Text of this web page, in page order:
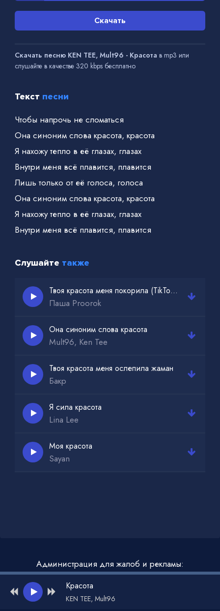
Скачать
Скачать песню KEN TEE, Mult96 - Красота в mp3 или
слушайте в качестве 320 kbps бесплатно
Текст песни
Чтобы напрочь не сломаться
Она синоним слова красота, красота
Я нахожу тепло в её глазах, глазах
Внутри меня всё плавится, плавится
Лишь только от её голоса, голоса
Она синоним слова красота, красота
Я нахожу тепло в её глазах, глазах
Внутри меня всё плавится, плавится
Слушайте также
Твоя красота меня покорила (TikTok remix)
Паша Proorok
Она синоним слова красота
Mult96, Ken Tee
Твоя красота меня ослепила жаман
Бакр
Я сила красота
Lina Lee
Моя красота
Sayan
Администрация для жалоб и рекламы:
admin@muzdark.net
Красота
KEN TEE, Mult96